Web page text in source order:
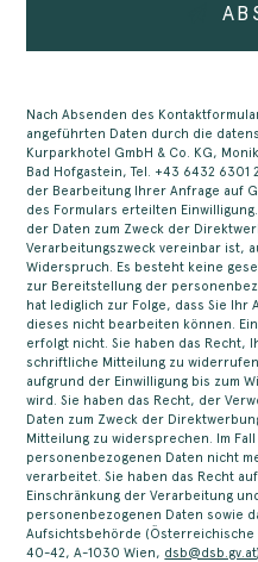
Nach Absenden des
angeführten Daten durch die
Kurparkhotel GmbH & Co. KG,
Bad Hofgastein, Tel. +43 6432 6301
der Bearbeitung Ihrer Anfrage auf
des Formulars erteilten
der Daten zum Zweck der
Verarbeitungszweck vereinbar ist,
Widerspruch. Es besteht keine
zur Bereitstellung der
hat lediglich zur Folge, dass Sie
dieses nicht bearbeiten können.
erfolgt nicht. Sie haben das Recht,
schriftliche Mitteilung zu
aufgrund der Einwilligung bis zum
wird. Sie haben das Recht, der
Daten zum Zweck der
Mitteilung zu widersprechen. Im
personenbezogenen Daten nicht
verarbeitet. Sie haben das Recht
Einschränkung der Verarbeitung
personenbezogenen Daten sowie
Aufsichtsbehörde
40-42, A-1030 Wien, dsb@dsb.gv.at